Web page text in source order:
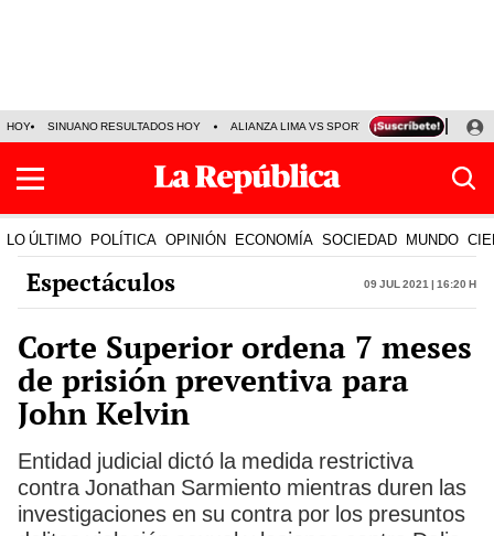
HOY SINUANO RESULTADOS HOY ALIANZA LIMA VS SPORT BOYS JORGE
LO ÚLTIMO POLÍTICA OPINIÓN ECONOMÍA SOCIEDAD MUNDO
Espectáculos 09 Jul 2021 | 16:20 h
Corte Superior ordena 7 meses
de prisión preventiva para
John Kelvin
Entidad judicial dictó la medida restrictiva
contra Jonathan Sarmiento mientras duren las
investigaciones en su contra por los presuntos